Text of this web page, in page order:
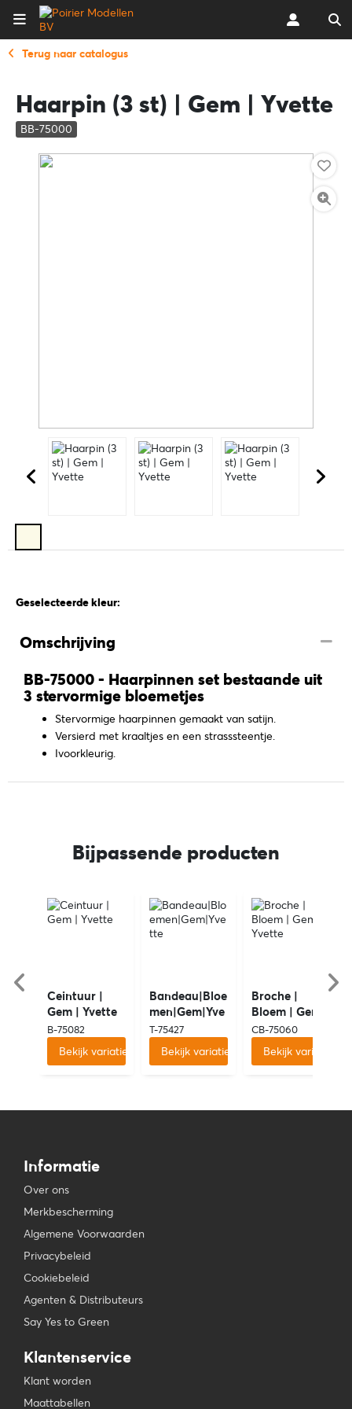
Terug naar catalogus
Haarpin (3 st) | Gem | Yvette
BB-75000
Geselecteerde kleur:
Omschrijving
BB-75000 - Haarpinnen set bestaande uit
3 stervormige bloemetjes
Stervormige haarpinnen gemaakt van satijn.
Versierd met kraaltjes en een strasssteentje.
Ivoorkleurig.
Bijpassende producten
Ceintuur |
Gem | Yvette
B-75082
Bekijk variaties
Bandeau|Bloe
men|Gem|Yve
tte
T-75427
Bekijk variaties
Broche |
Bloem | Gem |
Yvette
CB-75060
Bekijk variaties
Informatie
Over ons
Merkbescherming
Algemene Voorwaarden
Privacybeleid
Cookiebeleid
Agenten & Distributeurs
Say Yes to Green
Klantenservice
Klant worden
Maattabellen